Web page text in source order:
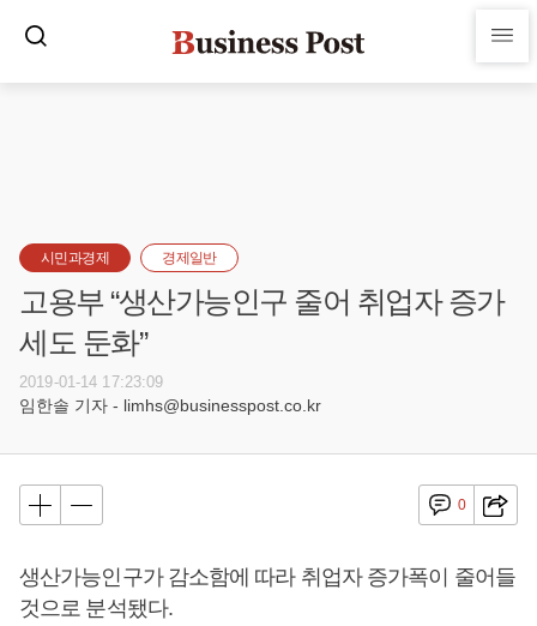
시민과경제 경제일반
고용부 “생산가능인구 줄어 취업자 증가
세도 둔화”
2019-01-14 17:23:09
임한솔 기자 - limhs@businesspost.co.kr
0
생산가능인구가 감소함에 따라 취업자 증가폭이 줄어들
것으로 분석됐다.